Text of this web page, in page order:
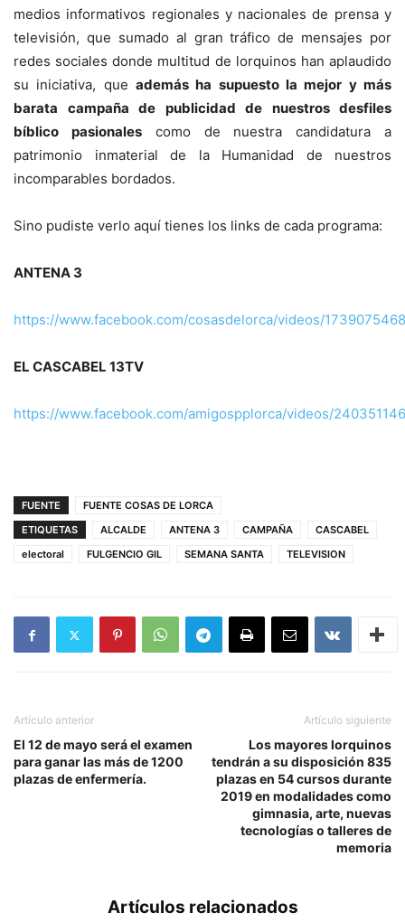
medios informativos regionales y nacionales de prensa y
televisión, que sumado al gran tráfico de mensajes por
redes sociales donde multitud de lorquinos han aplaudido
su iniciativa, que además ha supuesto la mejor y más
barata campaña de publicidad de nuestros desfiles
bíblico pasionalescomo de nuestra candidatura a
patrimonio inmaterial de la Humanidad de nuestros
incomparables bordados.
Sino pudiste verlo aquí tienes los links de cada programa:
ANTENA 3
https://www.facebook.com/cosasdelorca/videos/
EL CASCABEL 13TV
https://www.facebook.com/amigospplorca/videos/
FUENTE
FUENTE COSAS DE LORCA
ETIQUETAS
ALCALDE ANTENA 3 CAMPAÑA
CASCABEL
electoral
FULGENCIO GIL SEMANA SANTA TELEVISION
Artículo anterior
El 12 de mayo será el examen
para ganar las más de 1200
plazas de enfermería.
Artículo siguiente
Los mayores lorquinos
tendrán a su disposición 835
plazas en 54 cursos durante
2019 en modalidades como
gimnasia, arte, nuevas
tecnologías o talleres de
memoria
Artículos relacionados